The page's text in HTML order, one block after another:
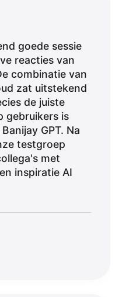
goede sessie
reacties van
combinatie van
zat uitstekend
de juiste
gebruikers is
GPT. Na
testgroep
met
inspiratie AI